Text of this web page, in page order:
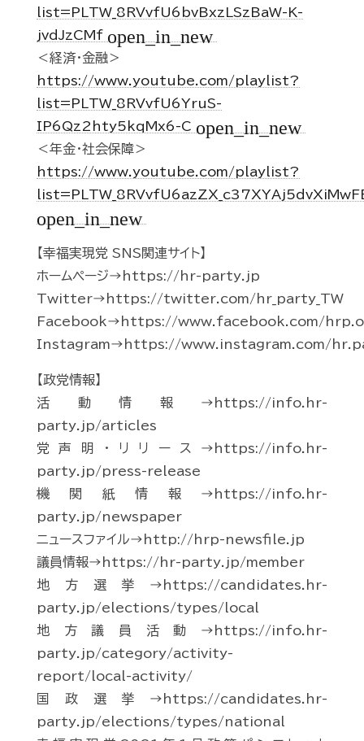
list=PLTW_8RVvfU6bvBxzLSzBaW-K-
jvdJzCMf open_in_new
＜経済・金融＞
https://www.youtube.com/playlist?
list=PLTW_8RVvfU6YruS-
IP6Qz2hty5kqMx6-C open_in_new
＜年金・社会保障＞
https://www.youtube.com/playlist?
open_in_new
【幸福実現党 SNS関連サイト】
ホームページ→https://hr-party.jp
Twitter→https://twitter.com/hr_party_TW
Facebook→https://www.facebook.com/
Instagram→https://www.instagram.com/
【政党情報】
活動情報→https://info.hr-
party.jp/articles
党声明・リリース→https://info.hr-
party.jp/press-release
機関紙情報→https://info.hr-
party.jp/newspaper
ニュースファイル→http://hrp-newsfile.jp
議員情報→https://hr-party.jp/member
地方選挙→https://candidates.hr-
party.jp/elections/types/local
地方議員活動→https://info.hr-
party.jp/category/activity-
report/local-activity/
国政選挙→https://candidates.hr-
party.jp/elections/types/national